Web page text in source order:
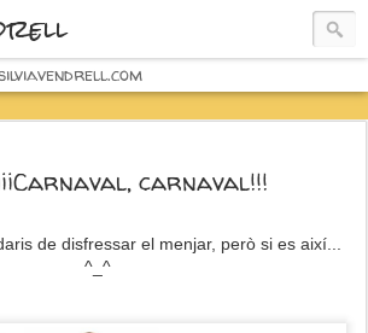
carnaval!!!
de disfressar el menjar, però si es així...
^_^